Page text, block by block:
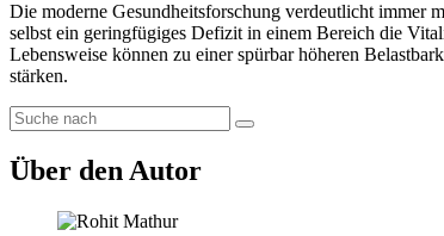
Die moderne Gesundheitsforschung verdeutlicht immer
selbst ein geringfügiges Defizit in einem Bereich die
Lebensweise können zu einer spürbar höheren
stärken.
Über den Autor